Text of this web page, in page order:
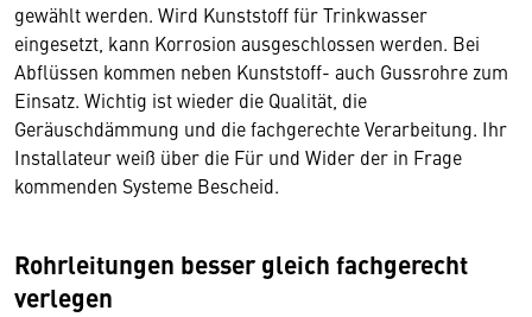
gewählt werden. Wird Kunststoff für Trinkwasser
eingesetzt, kann Korrosion ausgeschlossen werden. Bei
Abflüssen kommen neben Kunststoff- auch Gussrohre zum
Einsatz. Wichtig ist wieder die Qualität, die
Geräuschdämmung und die fachgerechte Verarbeitung. Ihr
Installateur weiß über die Für und Wider der in Frage
kommenden Systeme Bescheid.
Rohrleitungen besser gleich fachgerecht
verlegen